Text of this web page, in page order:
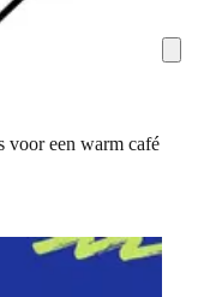
voor een warm café